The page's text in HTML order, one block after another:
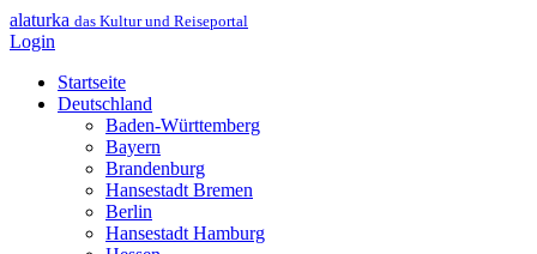
alaturka das Kultur und Reiseportal
Login
Startseite
Deutschland
Baden-Württemberg
Bayern
Brandenburg
Hansestadt Bremen
Berlin
Hansestadt Hamburg